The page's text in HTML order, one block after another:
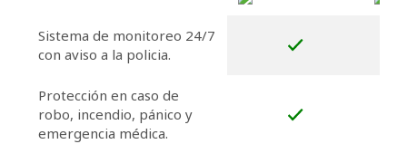
Sistema de monitoreo 24/7
con aviso a la policia.
Protección en caso de
robo, incendio, pánico y
emergencia médica.